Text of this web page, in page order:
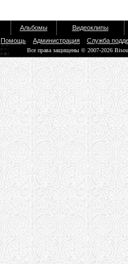
Альбомы
Видеоклипы
Помощь Администрация Служба
Все права защищены © 2007-2026